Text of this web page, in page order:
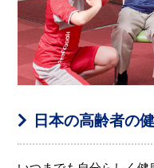
日本の高齢者の